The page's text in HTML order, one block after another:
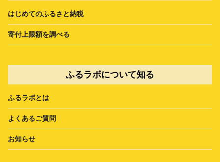
はじめてのふるさと納税
寄付上限額を調べる
ふるラボについて知る
ふるラボとは
よくあるご質問
お知らせ